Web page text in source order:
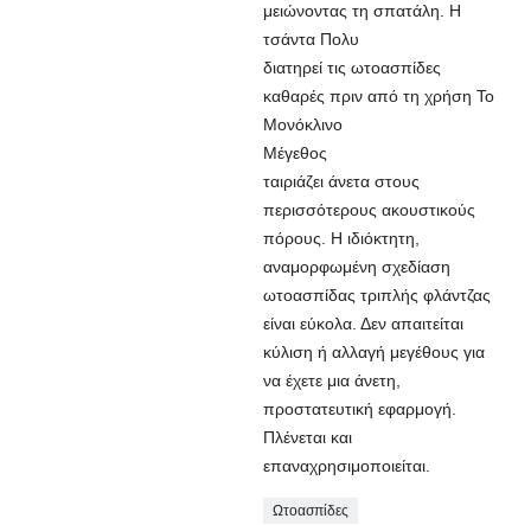
μειώνοντας τη σπατάλη. Η
τσάντα Πολυ
διατηρεί τις ωτοασπίδες
καθαρές πριν από τη χρήση Το
Μονόκλινο
Μέγεθος
ταιριάζει άνετα στους
περισσότερους ακουστικούς
πόρους. Η ιδιόκτητη,
αναμορφωμένη σχεδίαση
ωτοασπίδας τριπλής φλάντζας
είναι εύκολα. Δεν απαιτείται
κύλιση ή αλλαγή μεγέθους για
να έχετε μια άνετη,
προστατευτική εφαρμογή.
Πλένεται και
επαναχρησιμοποιείται.
Ωτοασπίδες